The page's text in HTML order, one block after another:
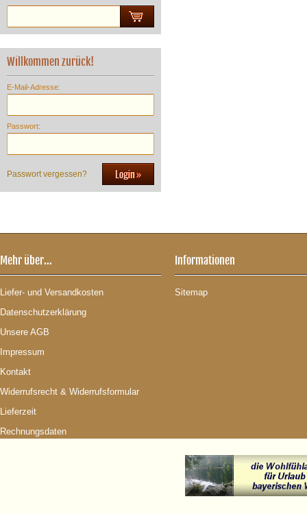
Willkommen zurück!
E-Mail-Adresse:
Passwort:
Passwort vergessen?
Mehr über...
Liefer- und Versandkosten
Datenschutzerklärung
Unsere AGB
Impressum
Kontakt
Widerrufsrecht & Widerrufsformular
Lieferzeit
Rechnungsdaten
Informationen
Sitemap